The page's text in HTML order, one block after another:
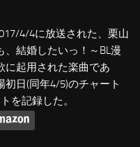
4/4に放送された、栗山
結婚したいっ！～BL漫
に起用された楽曲であ
日(同年4/5)のチャート
を記録した。